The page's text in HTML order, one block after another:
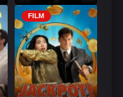
FILM